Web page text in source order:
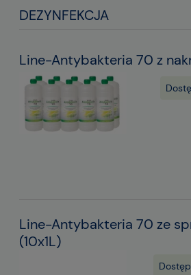
DEZYNFEKCJA
Line-Antybakteria 70 z
Line-Antybakteria 70 ze
(10x1L)